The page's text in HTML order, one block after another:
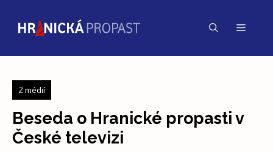
obsah
Menu
Z médií
Beseda o Hranické propasti v
České televizi